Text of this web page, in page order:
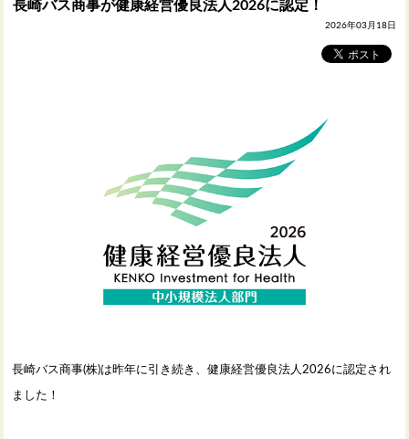
長崎バス商事が健康経営優良法人2026に認定！
2026年03月18日
長崎バス商事(株)は昨年に引き続き、健康経営優良法人2026に認定され
ました！